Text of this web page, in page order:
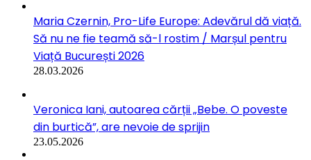
Maria Czernin, Pro-Life Europe: Adevărul dă viață.
Să nu ne fie teamă să-l rostim / Marșul pentru
Viață București 2026
28.03.2026
Veronica Iani, autoarea cărții „Bebe. O poveste
din burtică”, are nevoie de sprijin
23.05.2026